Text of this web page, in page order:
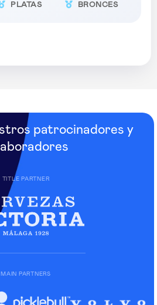
PLATAS BRONCES
patrocinadores y
TITLE PARTNER
MAIN PARTNERS